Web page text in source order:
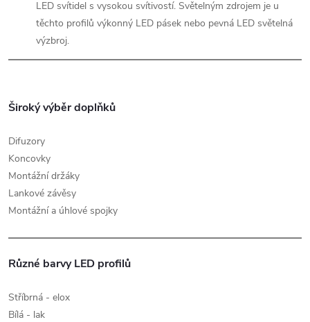
LED svítidel s vysokou svítivostí. Světelným zdrojem je u
těchto profilů výkonný LED pásek nebo pevná LED světelná
výzbroj.
Široký výběr doplňků
Difuzory
Koncovky
Montážní držáky
Lankové závěsy
Montážní a úhlové spojky
Různé barvy LED profilů
Stříbrná - elox
Bílá - lak